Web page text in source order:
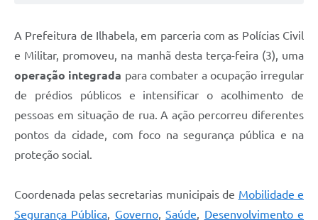
A Prefeitura de Ilhabela, em parceria com as Polícias Civil
e Militar, promoveu, na manhã desta terça-feira (3), uma
operação integrada para combater a ocupação irregular
de prédios públicos e intensificar o acolhimento de
pessoas em situação de rua. A ação percorreu diferentes
pontos da cidade, com foco na segurança pública e na
proteção social.
Coordenada pelas secretarias municipais de Mobilidade e
Segurança Pública, Governo,Saúde, Desenvolvimento e